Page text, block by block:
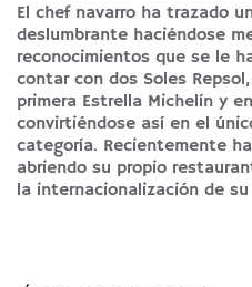
El chef navarro ha trazado
deslumbrante haciéndose
reconocimientos que se le
contar con dos Soles
primera Estrella Michelín y
convirtiéndose así en el
categoría. Recientemente
abriendo su propio
la internacionalización de su